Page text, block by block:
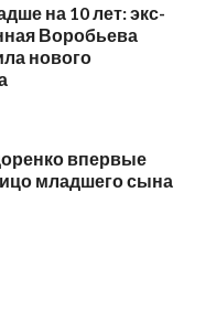
на 10 лет: экс-
Воробьева
нового
впервые
младшего сына